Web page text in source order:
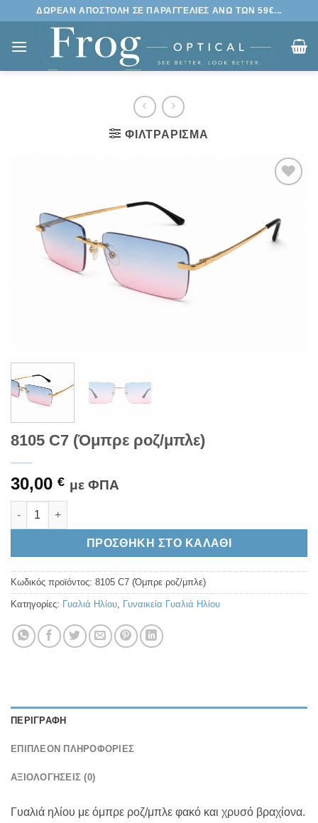
Μετάβαση
περιεχόμενο
ΔΩΡΕΑΝ ΑΠΟΣΤΟΛΗ ΣΕ ΠΑΡΑΓΓΕΛΙΕΣ ΑΝΩ ΤΩΝ 59€...
ΦΙΛΤΡΆΡΙΣΜΑ
λίστα
επιθυμιών
8105 C7 (Όμπρε ροζ/μπλε)
30,00 € με ΦΠΑ
8105 C7 (Όμπρε ροζ/μπλε) ποσότητα
ΠΡΟΣΘΉΚΗ ΣΤΟ ΚΑΛΆΘΙ
Alternative:
Κωδικός προϊόντος: 8105 C7 (Όμπρε ροζ/μπλε)
Κατηγορίες: Γυαλιά Ηλίου, Γυναικεία Γυαλιά Ηλίου
ΠΕΡΙΓΡΑΦΉ
ΕΠΙΠΛΈΟΝ ΠΛΗΡΟΦΟΡΊΕΣ
ΑΞΙΟΛΟΓΉΣΕΙΣ (0)
Γυαλιά ηλίου με όμπρε ροζ/μπλε φακό και χρυσό βραχίονα.